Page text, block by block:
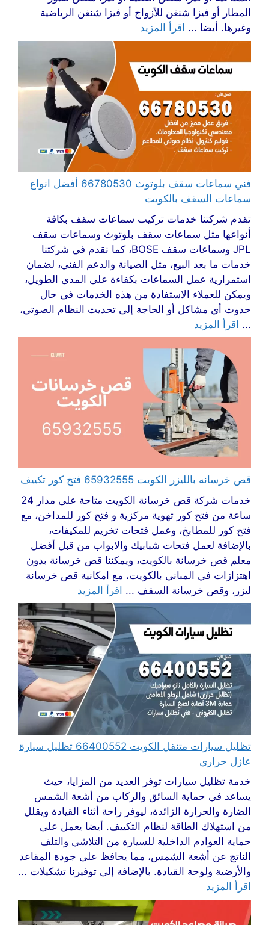
المطار أو فيزا شنغن للأزواج أو فيزا شنغن الرياضية
وغيرها. أيضا ... اقرأ المزيد
فني سماعات سقف بلوتوث 66780530 أفضل انواع
سماعات السقف بالكويت
تقدم شركتنا خدمات تركيب سماعات سقف بكافة
أنواعها مثل سماعات سقف بلوتوث وسماعات سقف
JPL وسماعات سقف BOSE، كما نقدم في شركتنا
خدمات ما بعد البيع، مثل الصيانة والدعم الفني، لضمان
استمرارية عمل السماعات بكفاءة على المدى الطويل،
ويمكن للعملاء الاستفادة من هذه الخدمات في حال
حدوث أي مشاكل أو الحاجة إلى تحديث النظام الصوتي،
... اقرأ المزيد
قص خرسانه بالليزر الكويت 65932555 فتح كور تكييف
خدمات شركة قص خرسانة الكويت متاحة على مدار 24
ساعة من فتح كور تهوية مركزية و فتح كور للمداخن، مع
فتح كور للمطابخ، وعمل فتحات تخريم للمكيفات،
بالإضافة لعمل فتحات شبابيك والابواب من قبل أفضل
معلم قص خرسانة بالكويت، ويمكننا قص خرسانة بدون
اهتزازات في المباني بالكويت، مع امكانية قص خرسانة
ليزر، وقص خرسانة السقف ... اقرأ المزيد
تظليل سيارات متنقل الكويت 66400552 تظليل سيارة
عازل حراري
خدمة تظليل سيارات توفر العديد من المزايا، حيث
يساعد في حماية السائق والركاب من أشعة الشمس
الضارة والحرارة الزائدة، ليوفر راحة أثناء القيادة ويقلل
من استهلاك الطاقة لنظام التكييف. أيضا يعمل على
حماية العوادم الداخلية للسيارة من التلاشي والتلف
الناتج عن أشعة الشمس، مما يحافظ على جودة المقاعد
والأرضية ولوحة القيادة. بالإضافة إلى توفيرنا تشكيلات ...
اقرأ المزيد